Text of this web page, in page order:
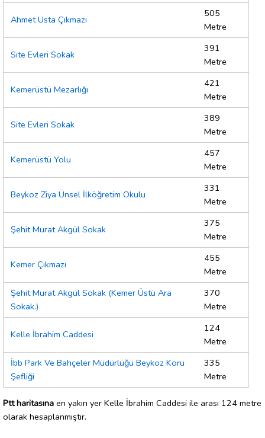
Ahmet Usta Çıkmazı
505
Metre
Site Evleri Sokak
391
Metre
Kemerüstü Mezarlığı
421
Metre
Site Evleri Sokak
389
Metre
Kemerüstü Yolu
457
Metre
Beykoz Ziya Ünsel İlköğretim Okulu
331
Metre
Şehit Murat Akgül Sokak
375
Metre
Kemer Çıkmazı
455
Metre
Şehit Murat Akgül Sokak (Kemer Üstü Ara
Sokak.)
370
Metre
Kelle İbrahim Caddesi
124
Metre
İbb Park Ve Bahçeler Müdürlüğü Beykoz Koru
Şefliği
335
Metre
Ptt haritasına en yakın yer Kelle İbrahim Caddesi ile arası 124 metre
olarak hesaplanmıştır.